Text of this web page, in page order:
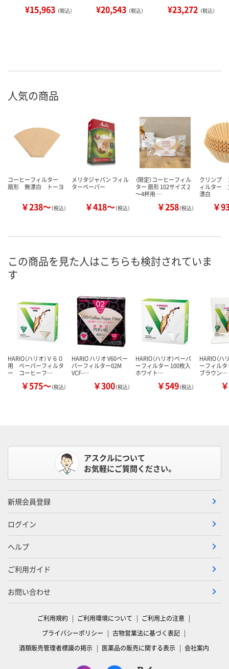
¥15,963 （税込） ¥20,543 （税込） ¥23,272 （税込）
人気の商品
コーヒーフィルター
扇形 無漂白 トーヨ
￥238～（税込）
メリタジャパン フィル
ターペーパー
￥418～（税込）
（限定）コーヒーフィル
ター 扇形 102サイズ 2
～4杯用 …
￥258（税込）
クリンプ
ィルター
漂白
￥
この商品を見た人はこちらも検討されていま
す
HARIO（ハリオ）Ｖ６０
用 ペーパーフィルタ
ー コーヒーフ…
￥575～（税込）
HARIO ハリオ V60ペー
パーフィルター02M
VCF-…
￥300（税込）
HARIO（ハリオ）ペーパ
ーフィルター 100枚入
ホワイト…
￥549（税込）
HARIO（ハ
ーフィル
ブラウン…
アスクルについて
お気軽にご質問ください。
新規会員登録
ログイン
ヘルプ
ご利用ガイド
お問い合わせ
ご利用規約 ご利用環境について
ご利用上の注意
プライバシーポリシー
古物営業法に基づく表記
酒類販売管理者標識の掲示
医薬品の販売に関する表示 会社案内